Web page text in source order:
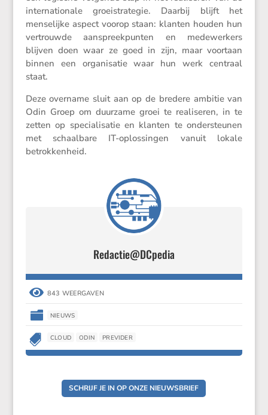
inter­na­ti­o­nale groei­stra­tegie. Daarbij blijft het
mense­lijke aspect voorop staan: klanten houden hun
vertrouwde aanspreek­punten en medewer­kers
blijven doen waar ze goed in zijn, maar voortaan
binnen een organi­satie waar hun werk centraal
staat.
Deze overname sluit aan op de bredere ambitie van
Odin Groep om duurzame groei te reali­seren, in te
zetten op speci­a­li­satie en klanten te onder­steunen
met schaal­bare IT-oplos­singen vanuit lokale
betrokkenheid.
Redactie@DCpedia
 843 WEERGAVEN
 NIEUWS
 CLOUD ODIN PREVIDER
SCHRIJF JE IN OP ONZE NIEUWSBRIEF